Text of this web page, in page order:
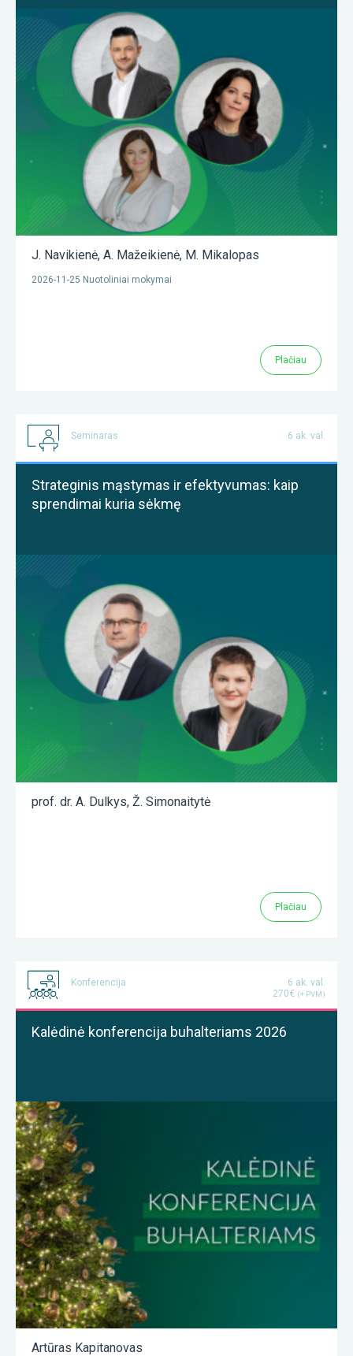
J. Navikienė, A. Mažeikienė, M. Mikalopas
2026-11-25 Nuotoliniai mokymai
Plačiau
Seminaras 6 ak. val.
Strateginis mąstymas ir efektyvumas: kaip
sprendimai kuria sėkmę
prof. dr. A. Dulkys, Ž. Simonaitytė
Plačiau
Konferencija
6 ak. val.
270€ (+ PVM)
Kalėdinė konferencija buhalteriams 2026
Artūras Kapitanovas